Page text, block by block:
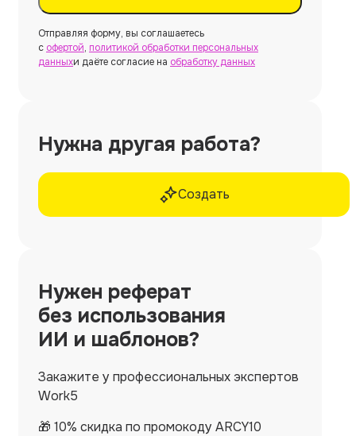
Отправляя форму, вы соглашаетесь
с офертой, политикой обработки персональных
данныхи даёте согласие на обработку данных
Нужна другая работа?
Создать
Нужен реферат
без использования
ИИ и шаблонов?
Закажите у профессиональных экспертов
Work5
🎁 10% скидка по промокоду ARCY10